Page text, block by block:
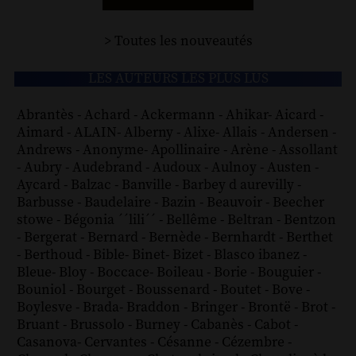
> Toutes les nouveautés
Abrantès - Achard - Ackermann - Ahikar- Aicard -
Aimard - ALAIN- Alberny - Alixe- Allais - Andersen -
Andrews - Anonyme- Apollinaire - Arène - Assollant
- Aubry - Audebrand - Audoux - Aulnoy - Austen -
Aycard - Balzac - Banville - Barbey d aurevilly -
Barbusse - Baudelaire - Bazin - Beauvoir - Beecher
stowe - Bégonia ´´lili´´ - Bellême - Beltran - Bentzon
- Bergerat - Bernard - Bernède - Bernhardt - Berthet
- Berthoud - Bible- Binet- Bizet - Blasco ibanez -
Bleue- Bloy - Boccace- Boileau - Borie - Bouguier -
Bouniol - Bourget - Boussenard - Boutet - Bove -
Boylesve - Brada- Braddon - Bringer - Brontë - Brot -
Bruant - Brussolo - Burney - Cabanès - Cabot -
Casanova- Cervantes - Césanne - Cézembre -